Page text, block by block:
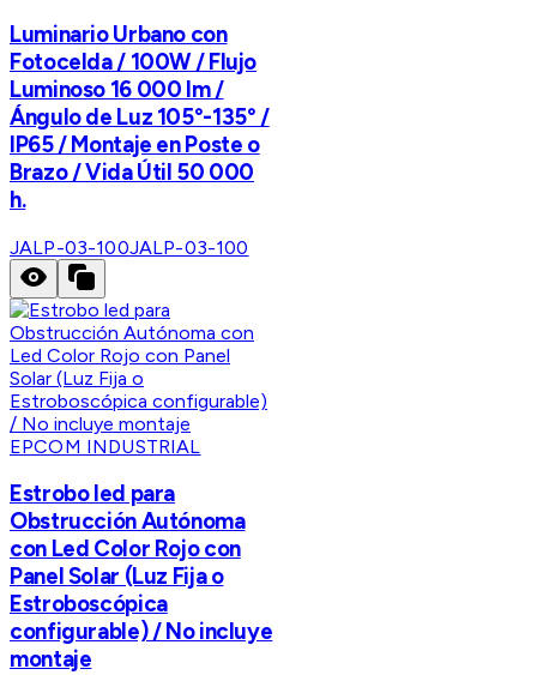
Luminario Urbano con
Fotocelda / 100W / Flujo
Luminoso 16 000 lm /
Ángulo de Luz 105°-135° /
IP65 / Montaje en Poste o
Brazo / Vida Útil 50 000
h.
JALP-03-100JALP-03-100
EPCOM INDUSTRIAL
Estrobo led para
Obstrucción Autónoma
con Led Color Rojo con
Panel Solar (Luz Fija o
Estroboscópica
configurable) / No incluye
montaje